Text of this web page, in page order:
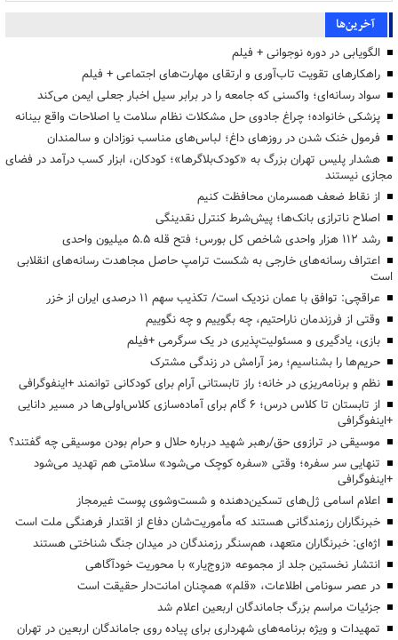
آخرین‌ها
الگویابی در دوره نوجوانی + فیلم
راهکارهای تقویت تاب‌آوری و ارتقای مهارت‌های اجتماعی + فیلم
سواد رسانه‌ای؛ واکسنی که جامعه را در برابر سیل اخبار جعلی ایمن می‌کند
پزشکی خانواده؛ چراغ جادوی حل مشکلات نظام سلامت یا اصلاحات واقع بینانه
فرمول خنک شدن در روزهای داغ؛ لباس‌های مناسب نوزادان و سالمندان
هشدار پلیس تهران بزرگ به «کودک‌بلاگرها»؛ کودکان، ابزار کسب درآمد در فضای
مجازی نیستند
از نقاط ضعف همسرمان محافظت کنیم
اصلاح ناترازی بانک‌ها؛ پیش‌شرط کنترل نقدینگی
رشد ۱۱۲ هزار واحدی شاخص کل بورس؛ فتح قله ۵.۵ میلیون واحدی
اعتراف رسانه‌های خارجی به شکست ترامپ حاصل مجاهدت رسانه‌های انقلابی
است
عراقچی: توافق با عمان نزدیک است/ تکذیب سهم ۱۱ درصدی ایران از خزر
وقتی از فرزندمان ناراحتیم، چه بگوییم و چه نگوییم
بازی، یادگیری و مسئولیت‌پذیری در یک سرگرمی +فیلم
حریم‌ها را بشناسیم؛ رمز آرامش در زندگی مشترک
نظم و برنامه‌ریزی در خانه؛ راز تابستانی آرام برای کودکانی توانمند +اینفوگرافی
از تابستان تا کلاس درس؛ ۶ گام برای آماده‌سازی کلاس‌اولی‌ها در مسیر دانایی
+اینفوگرافی
موسیقی در ترازوی حق/رهبر شهید درباره حلال و حرام بودن موسیقی چه گفتند؟
تنهایی سر سفره؛ وقتی «سفره کوچک می‌شود» سلامتی هم تهدید می‌شود
+اینفوگرافی
اعلام اسامی ژل‌های تسکین‌دهنده و شست‌وشوی پوست غیرمجاز
خبرنگاران رزمندگانی هستند که مأموریت‌شان دفاع از اقتدار فرهنگی ملت است
اژه‌ای: خبرنگاران متعهد، هم‌سنگر رزمندگان در میدان جنگ شناختی هستند
انتشار نخستین جلد از مجموعه «زوج‌یار» با محوریت خودآگاهی
در عصر سونامی اطلاعات، «قلم» همچنان امانت‌دار حقیقت است
جزئیات مراسم بزرگ جاماندگان اربعین اعلام شد
تمهیدات و ویژه برنامه‌های شهرداری برای پیاده روی جاماندگان اربعین در تهران